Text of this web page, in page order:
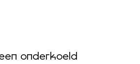
onderkoeld